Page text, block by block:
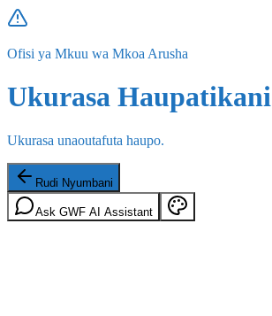
Ofisi ya Mkuu wa Mkoa Arusha
Ukurasa Haupatikani
Ukurasa unaoutafuta haupo.
Rudi Nyumbani
Ask GWF AI Assistant